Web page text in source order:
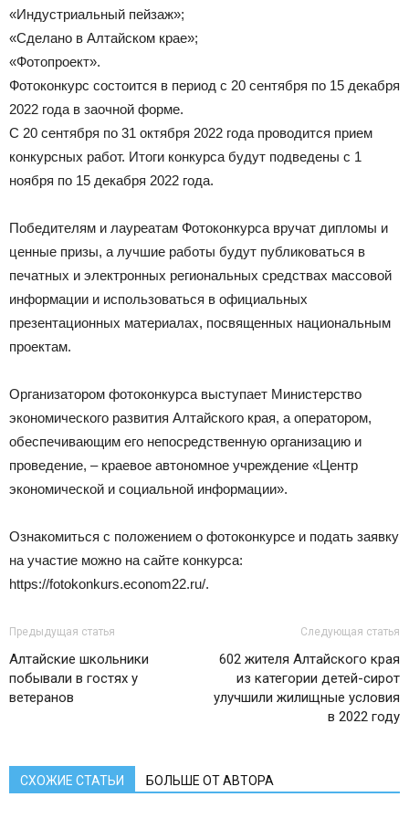
«Индустриальный пейзаж»;
«Сделано в Алтайском крае»;
«Фотопроект».
Фотоконкурс состоится в период с 20 сентября по 15 декабря
2022 года в заочной форме.
С 20 сентября по 31 октября 2022 года проводится прием
конкурсных работ. Итоги конкурса будут подведены с 1
ноября по 15 декабря 2022 года.
Победителям и лауреатам Фотоконкурса вручат дипломы и
ценные призы, а лучшие работы будут публиковаться в
печатных и электронных региональных средствах массовой
информации и использоваться в официальных
презентационных материалах, посвященных национальным
проектам.
Организатором фотоконкурса выступает Министерство
экономического развития Алтайского края, а оператором,
обеспечивающим его непосредственную организацию и
проведение, – краевое автономное учреждение «Центр
экономической и социальной информации».
Ознакомиться с положением о фотоконкурсе и подать заявку
на участие можно на сайте конкурса:
https://fotokonkurs.econom22.ru/.
Предыдущая статья
Алтайские школьники
побывали в гостях у
ветеранов
Следующая статья
602 жителя Алтайского края
из категории детей-сирот
улучшили жилищные условия
в 2022 году
СХОЖИЕ СТАТЬИ БОЛЬШЕ ОТ АВТОРА